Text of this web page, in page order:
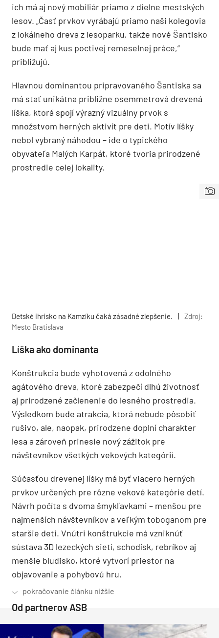
ich má aj nový mobiliár priamo z dielne mestských
lesov. „Časť prvkov vyrábajú priamo naši kolegovia
z lokálneho dreva z lesoparku, takže nové Šantisko
bude mať aj kus poctivej remeselnej práce,“
približujú.
Hlavnou dominantou pripravovaného Šantiska sa
má stať unikátna približne osemmetrová drevená
líška, ktorá spojí výrazný vizuálny prvok s
množstvom herných aktivít pre deti. Motív líšky
nebol vybraný náhodou – ide o typického
obyvateľa Malých Karpát, ktoré tvoria prirodzené
prostredie celej lokality.
Detské ihrisko na Kamzíku čaká zásadné zlepšenie. |
Zdroj:
Mesto Bratislava
Líška ako dominanta
Konštrukcia bude vyhotovená z odolného
agátového dreva, ktoré zabezpečí dlhú životnosť
aj prirodzené začlenenie do lesného prostredia.
Výsledkom bude atrakcia, ktorá nebude pôsobiť
rušivo, ale, naopak, prirodzene doplní charakter
lesa a zároveň prinesie nový zážitok pre
návštevníkov všetkých vekových kategórií.
Súčasťou drevenej líšky má byť viacero herných
prvkov určených pre rôzne vekové kategórie detí.
Návrh počíta s dvoma šmykľavkami – menšou pre
najmenších návštevníkov a veľkým toboganom pre
staršie deti. Vnútri konštrukcie má vzniknúť
sústava 3D lezeckých sietí, schodísk, rebríkov aj
menšie bludisko, ktoré vytvorí priestor na
objavovanie a pohybovú hru.
Od partnerov ASB